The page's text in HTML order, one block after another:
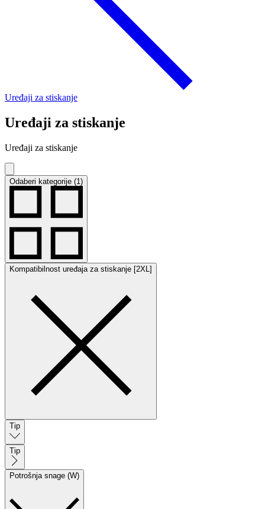
Uređaji za stiskanje
Uređaji za stiskanje
Uređaji za stiskanje
Odaberi kategorije (1)
Kompatibilnost uređaja za stiskanje [2XL]
Tip
Tip
Potrošnja snage (W)